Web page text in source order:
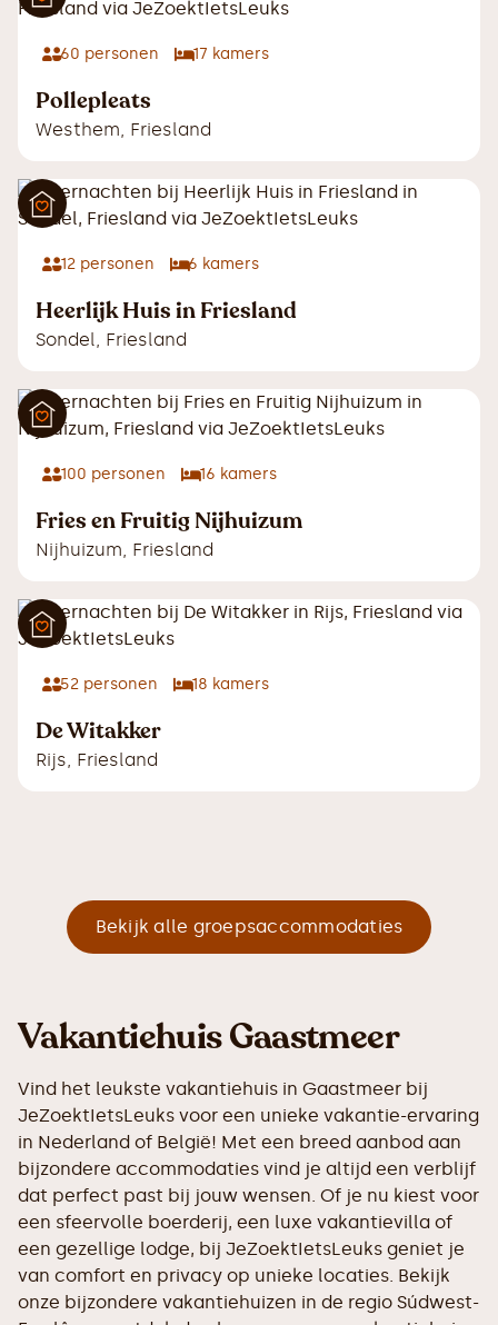
60 personen 17 kamers
Pollepleats
Westhem, Friesland
12 personen 6 kamers
Heerlijk Huis in Friesland
Sondel, Friesland
100 personen 16 kamers
Fries en Fruitig Nijhuizum
Nijhuizum, Friesland
52 personen 18 kamers
De Witakker
Rijs, Friesland
Bekijk alle groepsaccommodaties
Vakantiehuis Gaastmeer
Vind het leukste vakantiehuis in Gaastmeer bij
JeZoektIetsLeuks voor een unieke vakantie-ervaring
in Nederland of België! Met een breed aanbod aan
bijzondere accommodaties vind je altijd een verblijf
dat perfect past bij jouw wensen. Of je nu kiest voor
een sfeervolle boerderij, een luxe vakantievilla of
een gezellige lodge, bij JeZoektIetsLeuks geniet je
van comfort en privacy op unieke locaties. Bekijk
onze bijzondere vakantiehuizen in de regio Súdwest-